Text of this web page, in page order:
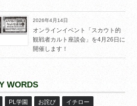
2026年4月14日
オンラインイベント「スカウト的
観戦者カルト座談会」を4月26日に
開催します！
WORDS
PL学園 お詫び イチロー